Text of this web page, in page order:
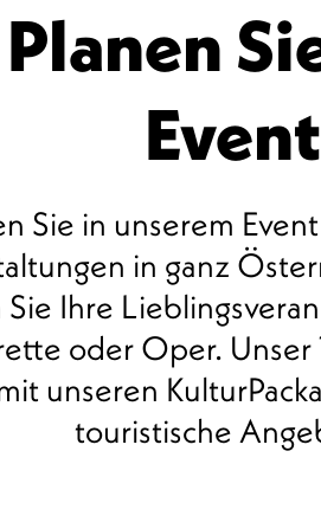
Planen
Sie in unserem
in ganz
Ihre
oder Oper. Unser
unseren
touristische